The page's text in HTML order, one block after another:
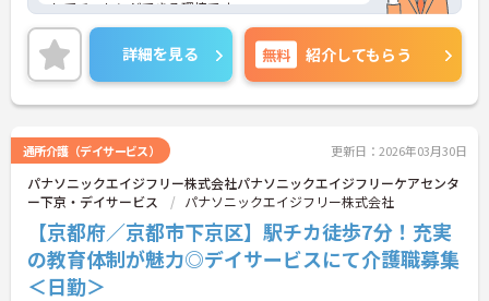
してチャレンジできる環境です。
また、年間休日114日とお休みも多め、メリハリを
つけてはたらくことができます。
ご興味のある方には、面接対策ポイントなど、さら
に詳細をお話いたしますので、お気軽にご相談くだ
さい。
詳細を見る 無料 紹介してもらう
通所介護（デイサービス） 更新日：2026年03月30日
パナソニックエイジフリー株式会社パナソニックエイジフリーケアセンタ
ー下京・デイサービス
パナソニックエイジフリー株式会社
【京都府／京都市下京区】駅チカ徒歩7分！充実
の教育体制が魅力◎デイサービスにて介護職募集
＜日勤＞